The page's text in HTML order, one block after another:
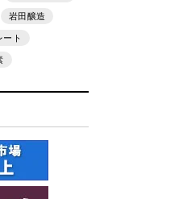
岩田醸造
ート